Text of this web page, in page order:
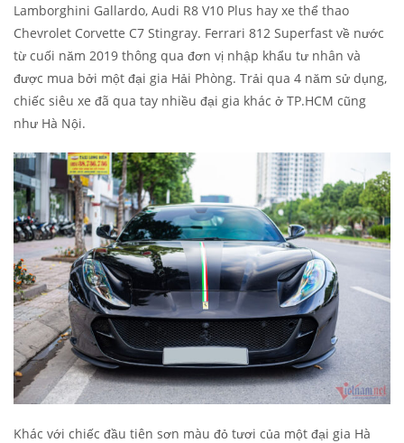
Lamborghini Gallardo, Audi R8 V10 Plus hay xe thể thao
Chevrolet Corvette C7 Stingray. Ferrari 812 Superfast về nước
từ cuối năm 2019 thông qua đơn vị nhập khẩu tư nhân và
được mua bởi một đại gia Hải Phòng. Trải qua 4 năm sử dụng,
chiếc siêu xe đã qua tay nhiều đại gia khác ở TP.HCM cũng
như Hà Nội.
Khác với chiếc đầu tiên sơn màu đỏ tươi của một đại gia Hà